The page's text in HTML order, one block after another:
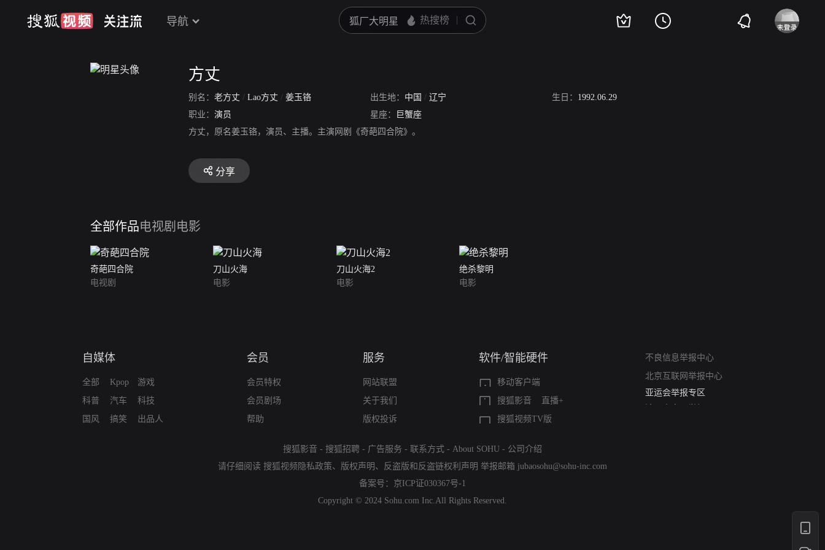
导航
方丈
别名： 老方丈 / Lao方丈 / 姜玉铬 出生地： 中国 / 辽宁 生日： 1992.06.29
职业： 演员 星座：
巨蟹座
方丈，原名姜玉铬，演员、主播。主演网剧《奇葩四合院》。
分享
全部作品电视剧 电影
奇葩四合院
电视剧
刀山火海
电影
刀山火海2
电影
绝杀黎明
电影
自媒体
全部
科普
国风
Kpop
汽车
搞笑
游戏
科技
出品人
会员
会员特权
会员剧场
帮助
服务
网站联盟
关于我们
版权投诉
软件/智能硬件
移动客户端
搜狐影音
直播+
搜狐视频TV版
不良信息举报中心
北京互联网举报中心
亚运会举报专区
涉历史虚无举报
搜狐影音 - 搜狐招聘 - 广告服务 - 联系方式 - About SOHU - 公司介绍
请仔细阅读 搜狐视频隐私政策、 版权声明 、 反盗版和反盗链权利声明 举报邮箱 jubaosohu@sohu-inc.com
备案号： 京ICP证030367号-1
Copyright © 2024 Sohu.com Inc.All Rights Reserved.